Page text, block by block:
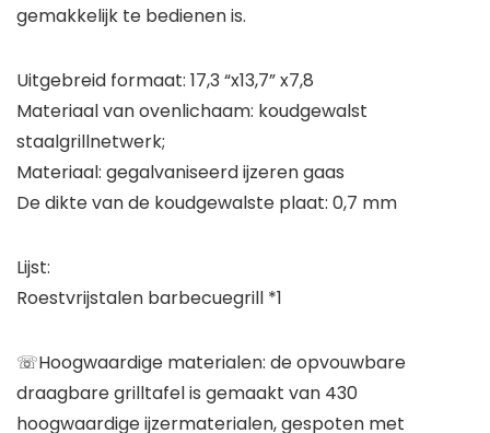
gemakkelijk te bedienen is.
Uitgebreid formaat: 17,3 “x13,7” x7,8
Materiaal van ovenlichaam: koudgewalst
staalgrillnetwerk;
Materiaal: gegalvaniseerd ijzeren gaas
De dikte van de koudgewalste plaat: 0,7 mm
Lijst:
Roestvrijstalen barbecuegrill *1
☏Hoogwaardige materialen: de opvouwbare
draagbare grilltafel is gemaakt van 430
hoogwaardige ijzermaterialen, gespoten met